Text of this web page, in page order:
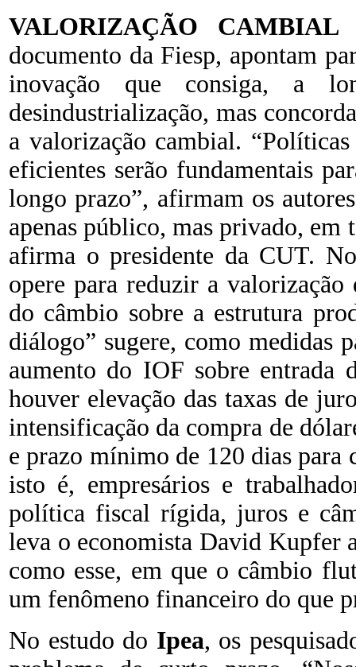
VALORIZAÇÃO CAMBIAL
documento da Fiesp, apontam
inovação que consiga, a
desindustrialização, mas
a valorização cambial.
eficientes serão fundamentais
longo prazo”, afirmam os
apenas público, mas privado,
afirma o presidente da CUT.
opere para reduzir a
do câmbio sobre a estrutura
diálogo” sugere, como medidas
aumento do IOF sobre entrada
houver elevação das taxas de
intensificação da compra de
e prazo mínimo de 120 dias
isto é, empresários e
política fiscal rígida, juros e
leva o economista David Kupfer
como esse, em que o câmbio
um fenômeno financeiro do que
No estudo do Ipea, os